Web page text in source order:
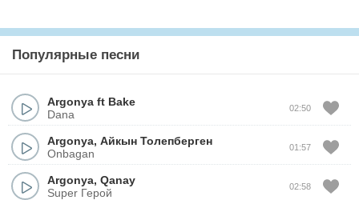
Популярные песни
Argonya ft Bake
Dana
02:50
Argonya, Айкын Толепберген
Onbagan
01:57
Argonya, Qanay
Super Герой
02:58